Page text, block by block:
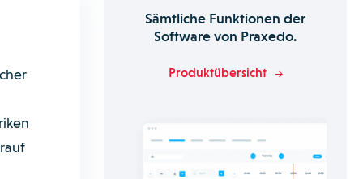
Sämtliche Funktionen der
Software von Praxedo.
Produktübersicht